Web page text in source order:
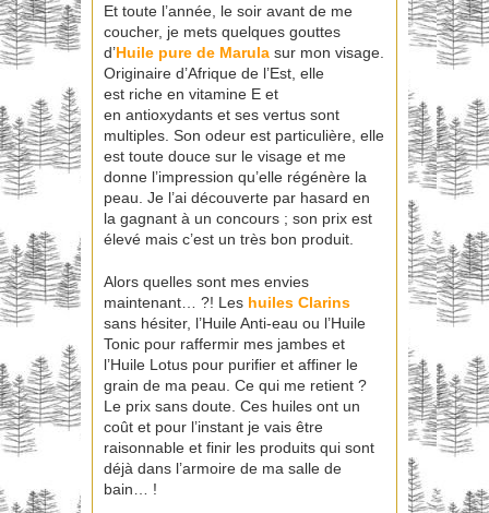
Et toute l’année, le soir avant de me
coucher, je mets quelques gouttes
d’Huile pure de Marula sur mon visage.
Originaire d’Afrique de l’Est, elle
est riche en vitamine E et
en antioxydants et ses vertus sont
multiples. Son odeur est particulière, elle
est toute douce sur le visage et me
donne l’impression qu’elle régénère la
peau. Je l’ai découverte par hasard en
la gagnant à un concours ; son prix est
élevé mais c’est un très bon produit.
Alors quelles sont mes envies
maintenant… ?! Les huiles Clarins
sans hésiter, l’Huile Anti-eau ou l’Huile
Tonic pour raffermir mes jambes et
l’Huile Lotus pour purifier et affiner le
grain de ma peau. Ce qui me retient ?
Le prix sans doute. Ces huiles ont un
coût et pour l’instant je vais être
raisonnable et finir les produits qui sont
déjà dans l’armoire de ma salle de
bain… !